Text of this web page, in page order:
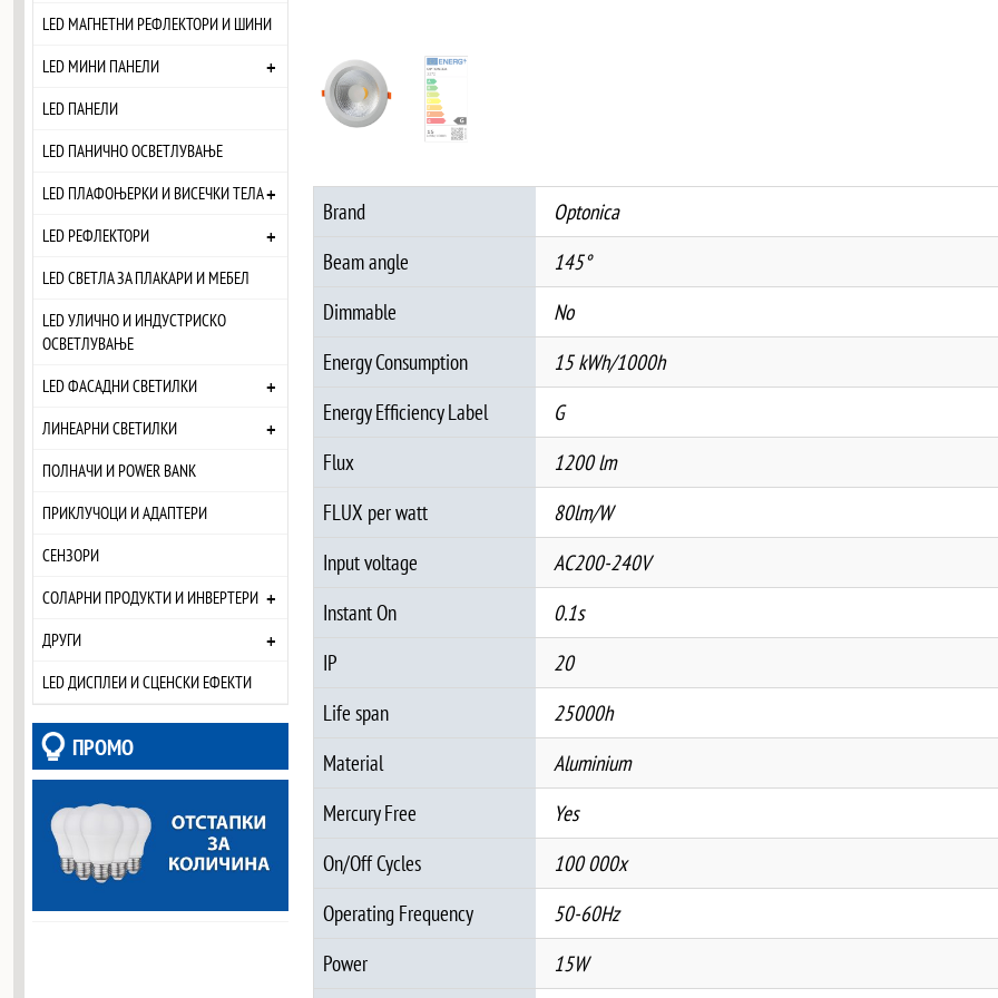
LED МАГНЕТНИ РЕФЛЕКТОРИ И ШИНИ
LED МИНИ ПАНЕЛИ
+
LED ПАНЕЛИ
LED ПАНИЧНО ОСВЕТЛУВАЊЕ
LED ПЛАФОЊЕРКИ И ВИСЕЧКИ ТЕЛА+
LED РЕФЛЕКТОРИ +
LED СВЕТЛА ЗА ПЛАКАРИ И МЕБЕЛ
LED УЛИЧНО И ИНДУСТРИСКО
ОСВЕТЛУВАЊЕ
LED ФАСАДНИ СВЕТИЛКИ
+
ЛИНЕАРНИ СВЕТИЛКИ +
ПОЛНАЧИ И POWER BANK
ПРИКЛУЧОЦИ И АДАПТЕРИ
СЕНЗОРИ
СОЛАРНИ ПРОДУКТИ И ИНВЕРТЕРИ +
ДРУГИ +
LED ДИСПЛЕИ И СЦЕНСКИ ЕФЕКТИ
ПРОМО
PASS
Brand
Optonica
Beam angle
145°
Dimmable
No
Energy Consumption
15 kWh/1000h
Energy Efficiency Label
G
Flux
1200 lm
FLUX per watt
80lm/W
Input voltage
AC200-240V
Instant On
0.1s
IP
20
Life span
25000h
Material
Aluminium
Mercury Free
Yes
On/Off Cycles
100 000x
Operating Frequency
50-60Hz
Power
15W